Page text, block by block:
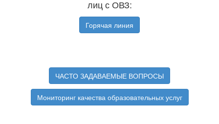
лиц с ОВЗ:
Горячая линия
ЧАСТО ЗАДАВАЕМЫЕ ВОПРОСЫ
Мониторинг качества образовательных услуг